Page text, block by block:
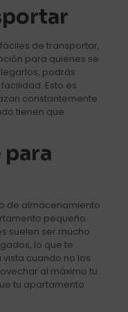
de transportar,
para quienes se
podrás
Esto es
constantemente
tienen que
de almacenamiento
pequeño.
suelen ser mucho
lo que te
cuando no los
al máximo tu
tu apartamento